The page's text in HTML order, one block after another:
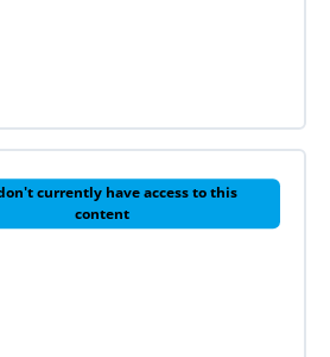
currently have access to this
content